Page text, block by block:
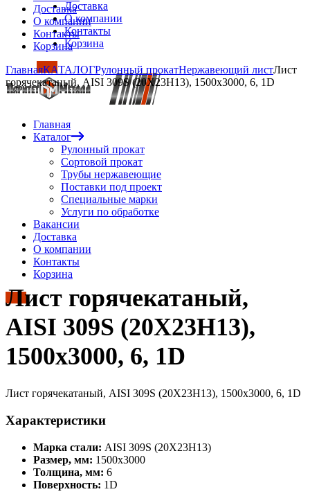
Доставка
О компании
Контакты
Корзина
Главная
Каталог
Рулонный прокат
Сортовой прокат
Трубы нержавеющие
Поставки под проект
Специальные марки
Услуги по обработке
Вакансии
Доставка
О компании
Контакты
Корзина
Доставка
О компании
Контакты
Корзина
ГлавнаяКАТАЛОГРулонный прокатНержавеющий листЛист
горячекатаный, AISI 309S (20Х23Н13), 1500х3000, 6, 1D
Лист горячекатаный,
AISI 309S (20Х23Н13),
1500х3000, 6, 1D
Лист горячекатаный, AISI 309S (20Х23Н13), 1500х3000, 6, 1D
Характеристики
Марка стали: AISI 309S (20Х23Н13)
Размер, мм: 1500х3000
Толщина, мм: 6
Поверхность: 1D